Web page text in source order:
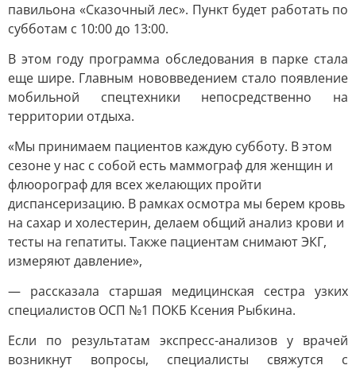
павильона «Сказочный лес». Пункт будет работать по
субботам с 10:00 до 13:00.
В этом году программа обследования в парке стала
еще шире. Главным нововведением стало появление
мобильной спецтехники непосредственно на
территории отдыха.
«Мы принимаем пациентов каждую субботу. В этом
сезоне у нас с собой есть маммограф для женщин и
флюорограф для всех желающих пройти
диспансеризацию. В рамках осмотра мы берем кровь
на сахар и холестерин, делаем общий анализ крови и
тесты на гепатиты. Также пациентам снимают ЭКГ,
измеряют давление»,
— рассказала старшая медицинская сестра узких
специалистов ОСП №1 ПОКБ Ксения Рыбкина.
Если по результатам экспресс-анализов у врачей
возникнут вопросы, специалисты свяжутся с